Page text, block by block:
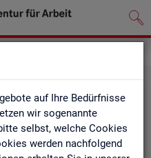
auf Ihre Bedürfnisse
wir sogenannte
selbst, welche Cookies
werden nachfolgend